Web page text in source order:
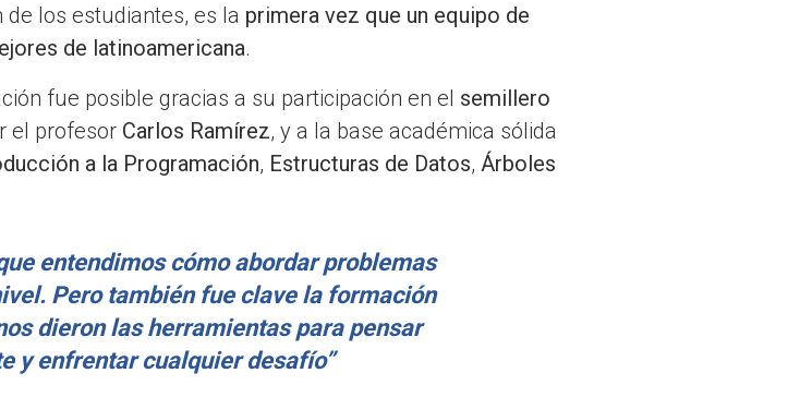
los estudiantes, es la primera vez que un equipo de
de latinoamericana.
fue posible gracias a su participación en el semillero
el profesor Carlos Ramírez, y a la base académica sólida
a la Programación, Estructuras de Datos, Árboles
entendimos cómo abordar problemas
Pero también fue clave la formación
dieron las herramientas para pensar
y enfrentar cualquier desafío”